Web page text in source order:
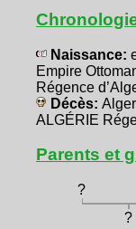
Naissance:
Empire
Régence
Décès:
ALGÉRIE
Parents et
?
?